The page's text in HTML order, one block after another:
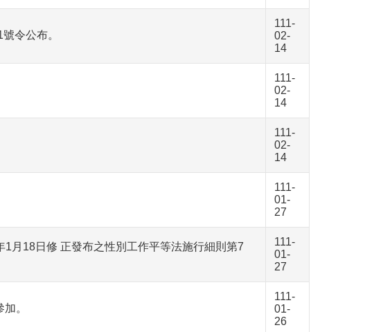
令公布。
111-
02-
14
111-
02-
14
111-
02-
14
111-
01-
27
月18日修 正發布之性別工作平等法施行細則第7
111-
01-
27
。
111-
01-
26